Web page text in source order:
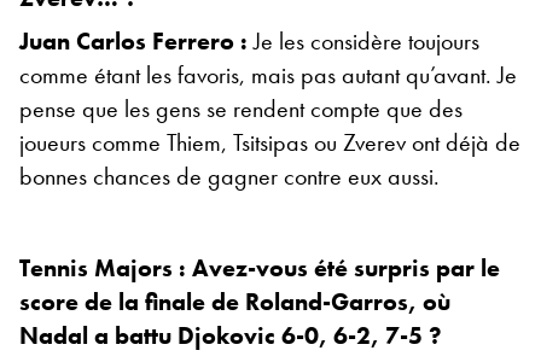
Juan Carlos Ferrero :Je les considère toujours
comme étant les favoris, mais pas autant qu’avant. Je
pense que les gens se rendent compte que des
joueurs comme Thiem, Tsitsipas ou Zverev ont déjà de
bonnes chances de gagner contre eux aussi.
Tennis Majors : Avez-vous été surpris par le
score de la finale de Roland-Garros, où
Nadal a battu Djokovic 6-0, 6-2, 7-5 ?